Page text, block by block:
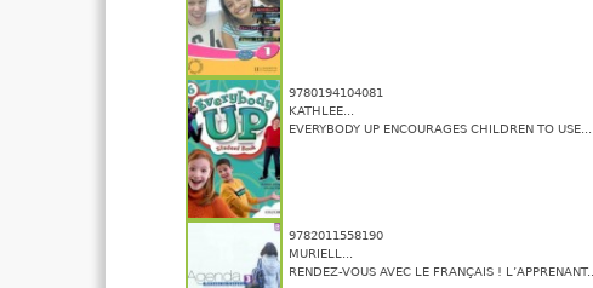
9780194104081
KATHLEE...
EVERYBODY UP ENCOURAGES CHILDREN TO USE...
9782011558190
MURIELL...
RENDEZ-VOUS AVEC LE FRANÇAIS ! L’APPRENANT...